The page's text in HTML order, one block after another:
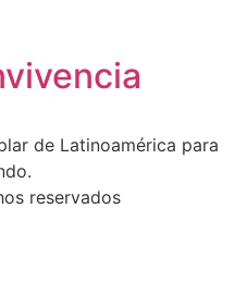
de Latinoamérica para
reservados